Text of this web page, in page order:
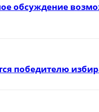
обсуждение
победителю